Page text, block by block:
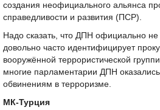
создания неофициального альянса
справедливости и развития (ПСР).
Надо сказать, что ДПН официально
довольно часто идентифицирует
вооружённой террористической
многие парламентарии ДПН
обвинениям в терроризме.
МК-Турция